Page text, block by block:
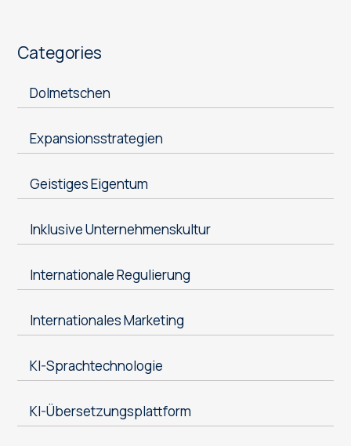
Categories
Dolmetschen
Expansionsstrategien
Geistiges Eigentum
Inklusive Unternehmenskultur
Internationale Regulierung
Internationales Marketing
KI-Sprachtechnologie
KI-Übersetzungsplattform